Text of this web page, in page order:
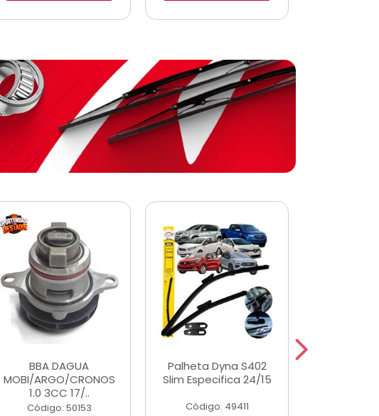
BBA DAGUA
MOBI/ARGO/CRONOS
1.0 3CC 17/..
Código: 50153
Palheta Dyna S402
Slim Especifica 24/15
Código: 49411